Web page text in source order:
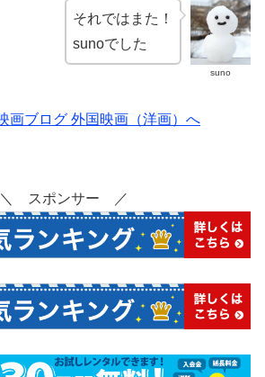
suno
それではまた！
sunoでした
＼ スポンサー ／